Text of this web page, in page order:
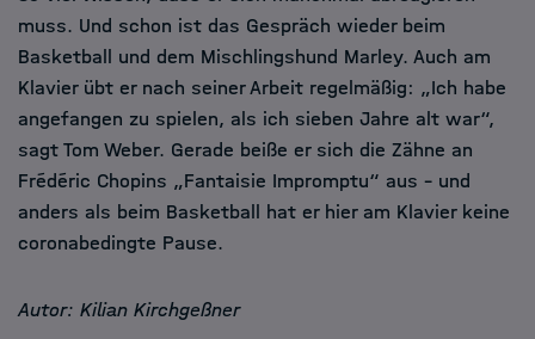
muss. Und schon ist das Gespräch wieder beim
Basketball und dem Mischlingshund Marley. Auch am
Klavier übt er nach seiner Arbeit regelmäßig: „Ich habe
angefangen zu spielen, als ich sieben Jahre alt war“,
sagt Tom Weber. Gerade beiße er sich die Zähne an
Frédéric Chopins „Fantaisie Impromptu“ aus – und
anders als beim Basketball hat er hier am Klavier keine
coronabedingte Pause.
Autor: Kilian Kirchgeßner